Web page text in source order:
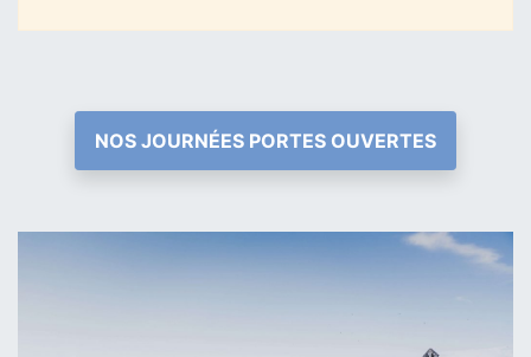
NOS JOURNÉES PORTES OUVERTES